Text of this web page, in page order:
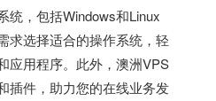
统，包括Windows和Linux
求选择适合的操作系统，轻
应用程序。此外，澳洲VPS
插件，助力您的在线业务发